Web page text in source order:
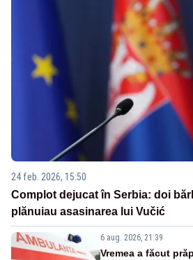
24 feb. 2026, 15:50
Complot dejucat în Serbia: doi
plănuiau asasinarea lui Vučić
6 aug. 2026, 21:39
Vremea a făcut